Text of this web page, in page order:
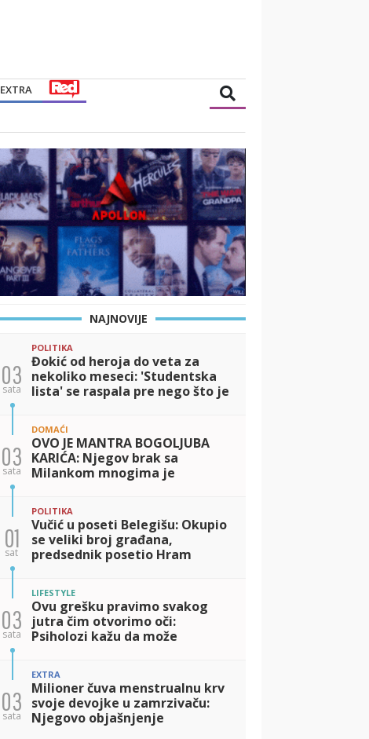
EXTRA
NAJNOVIJE
03
sata
POLITIKA
Đokić od heroja do veta za
nekoliko meseci: 'Studentska
lista' se raspala pre nego što je
03
sata
DOMAĆI
OVO JE MANTRA BOGOLJUBA
KARIĆA: Njegov brak sa
Milankom mnogima je
TAJNA srećnog života!
01
sat
POLITIKA
Vučić u poseti Belegišu: Okupio
se veliki broj građana,
predsednik posetio Hram
03
sata
LIFESTYLE
Ovu grešku pravimo svakog
jutra čim otvorimo oči:
Psiholozi kažu da može
03
sata
EXTRA
Milioner čuva menstrualnu krv
svoje devojke u zamrzivaču:
Njegovo objašnjenje